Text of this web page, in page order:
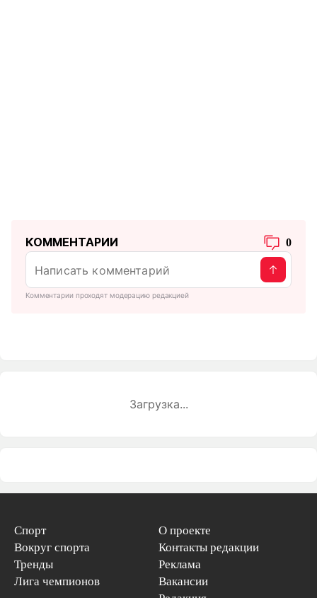
КОММЕНТАРИИ 0
Комментарии проходят модерацию редакцией
Загрузка...
Спорт
Вокруг спорта
Тренды
Лига чемпионов
О проекте
Контакты редакции
Реклама
Вакансии